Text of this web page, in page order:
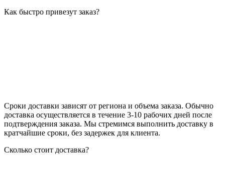
Как быстро привезут заказ?
Сроки доставки зависят от региона и объема заказа. Обычно
доставка осуществляется в течение 3-10 рабочих дней после
подтверждения заказа. Мы стремимся выполнить доставку в
кратчайшие сроки, без задержек для клиента.
Сколько стоит доставка?